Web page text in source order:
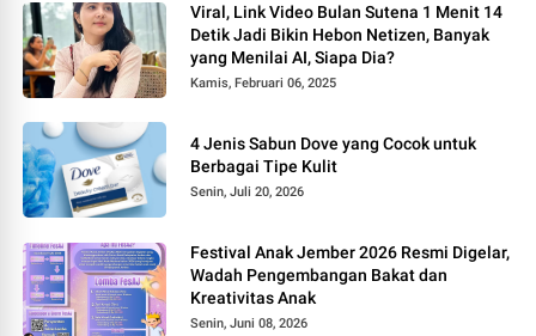
Viral, Link Video Bulan Sutena 1 Menit 14
Detik Jadi Bikin Hebon Netizen, Banyak
yang Menilai AI, Siapa Dia?
Kamis, Februari 06, 2025
4 Jenis Sabun Dove yang Cocok untuk
Berbagai Tipe Kulit
Senin, Juli 20, 2026
Festival Anak Jember 2026 Resmi Digelar,
Wadah Pengembangan Bakat dan
Kreativitas Anak
Senin, Juni 08, 2026